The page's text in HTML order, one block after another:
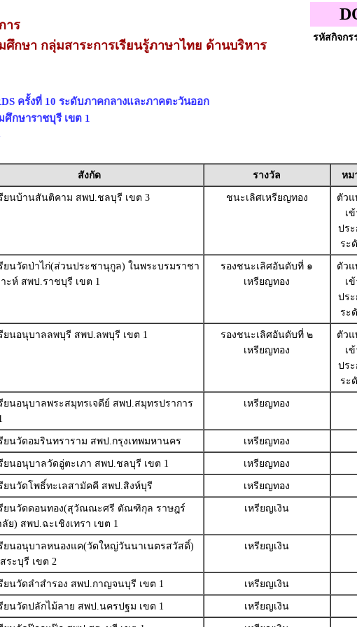
าร
กษา กลุ่มสาระการเรียนรู้ภาษาไทย ด้านบริหาร
ครั้งที่ 10 ระดับภาคกลางและภาคตะวันออก
กษาราชบุรี เขต 1
รหัสกิจกร
สังกัด รางวัล
หม
รียนบ้านสันติคาม สพป.ชลบุรี เขต 3 ชนะเลิศเหรียญทอง
ตัว
เ
ปร
ระ
รียนวัดป่าไก่(ส่วนประชานุกูล) ในพระบรมราชา
ะห์ สพป.ราชบุรี เขต 1
รองชนะเลิศอันดับที่ ๑
เหรียญทอง
ตัว
เ
ปร
ระ
รียนอนุบาลลพบุรี สพป.ลพบุรี เขต 1
รองชนะเลิศอันดับที่ ๒
เหรียญทอง
ตัว
เ
ปร
ระ
รียนอนุบาลพระสมุทรเจดีย์ สพป.สมุทรปราการ
เหรียญทอง
รียนวัดอมรินทราราม สพป.กรุงเทพมหานคร
เหรียญทอง
รียนอนุบาลวัดอู่ตะเภา สพป.ชลบุรี เขต 1
เหรียญทอง
รียนวัดโพธิ์ทะเลสามัคคี สพป.สิงห์บุรี
เหรียญทอง
รียนวัดดอนทอง(สุวัณณะศรี ตัณฑิกุล ราษฎร์
ย) สพป.ฉะเชิงเทรา เขต 1
เหรียญเงิน
รียนอนุบาลหนองแค(วัดใหญ่วันนาเนตรสวัสดิ์)
ระบุรี เขต 2
เหรียญเงิน
รียนวัดลำสำรอง สพป.กาญจนบุรี เขต 1
เหรียญเงิน
รียนวัดปลักไม้ลาย สพป.นครปฐม เขต 1
เหรียญเงิน